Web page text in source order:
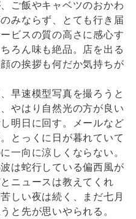
ご飯やキャベツのおかわ
みならず、とても行き届
ビスの質の高さに感心す
ろん味も絶品。店を出る
の挨拶も何だか気持ちが
早速模型写真を撮ろうと
やはり自然光の方が良い
明日に回す。メールなど
とっくに日が暮れていて
一向に涼しくならない。
は蛇行している偏西風が
ニュースは教えてくれ
しい夜は続く、まだ七月
と先が思いやられる。